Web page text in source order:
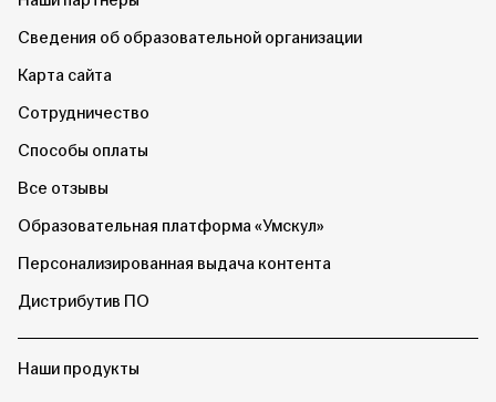
Сведения об образовательной организации
Карта сайта
Сотрудничество
Способы оплаты
Все отзывы
Образовательная платформа «Умскул»
Персонализированная выдача контента
Дистрибутив ПО
Наши продукты